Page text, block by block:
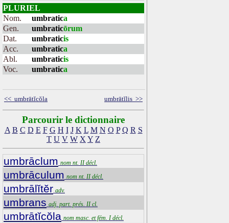
PLURIEL
Nom.
umbratica
Gen.
umbraticōrum
Dat.
umbraticis
Acc.
umbratica
Abl.
umbraticis
Voc.
umbratica
<< umbrātĭcŏla umbrātĭlis >>
Parcourir le dictionnaire
A B C D E F G H I J K L M N O P Q R S
T U V W X Y Z
umbrāclum nom nt. II décl.
umbrāculum nom nt. II décl.
umbrālĭtĕr adv.
umbrans adj. part. prés. II cl.
umbrātĭcŏla nom masc. et fém. I décl.